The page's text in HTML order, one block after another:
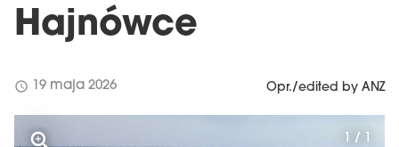
Hajnówce
schedule 19 maja 2026 Opr./edited by ANZ
1 / 1